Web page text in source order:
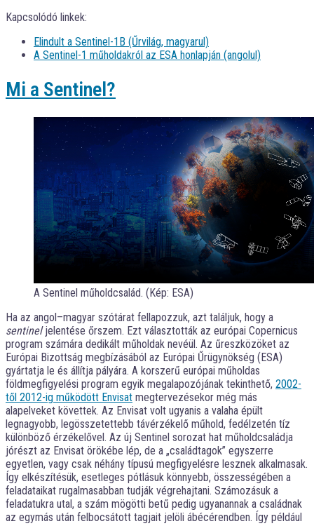
Kapcsolódó linkek:
Elindult a Sentinel-1B (Űrvilág, magyarul)
A Sentinel-1 műholdakról az ESA honlapján (angolul)
Mi a Sentinel?
A Sentinel műholdcsalád. (Kép: ESA)
Ha az angol–magyar szótárat fellapozzuk, azt találjuk, hogy a
sentineljelentése őrszem. Ezt választották az európai Copernicus
program számára dedikált műholdak nevéül. Az űreszközöket az
Európai Bizottság megbízásából az Európai Űrügynökség (ESA)
gyártatja le és állítja pályára. A korszerű európai műholdas
földmegfigyelési program egyik megalapozójának tekinthető, 2002-
től 2012-ig működött Envisat megtervezésekor még más
alapelveket követtek. Az Envisat volt ugyanis a valaha épült
legnagyobb, legösszetettebb távérzékelő műhold, fedélzetén tíz
különböző érzékelővel. Az új Sentinel sorozat hat műholdcsaládja
jórészt az Envisat örökébe lép, de a „családtagok” egyszerre
egyetlen, vagy csak néhány típusú megfigyelésre lesznek alkalmasak.
Így elkészítésük, esetleges pótlásuk könnyebb, összességében a
feladataikat rugalmasabban tudják végrehajtani. Számozásuk a
feladatukra utal, a szám mögötti betű pedig ugyanannak a családnak
az egymás után felbocsátott tagjait jelöli ábécérendben. Így például